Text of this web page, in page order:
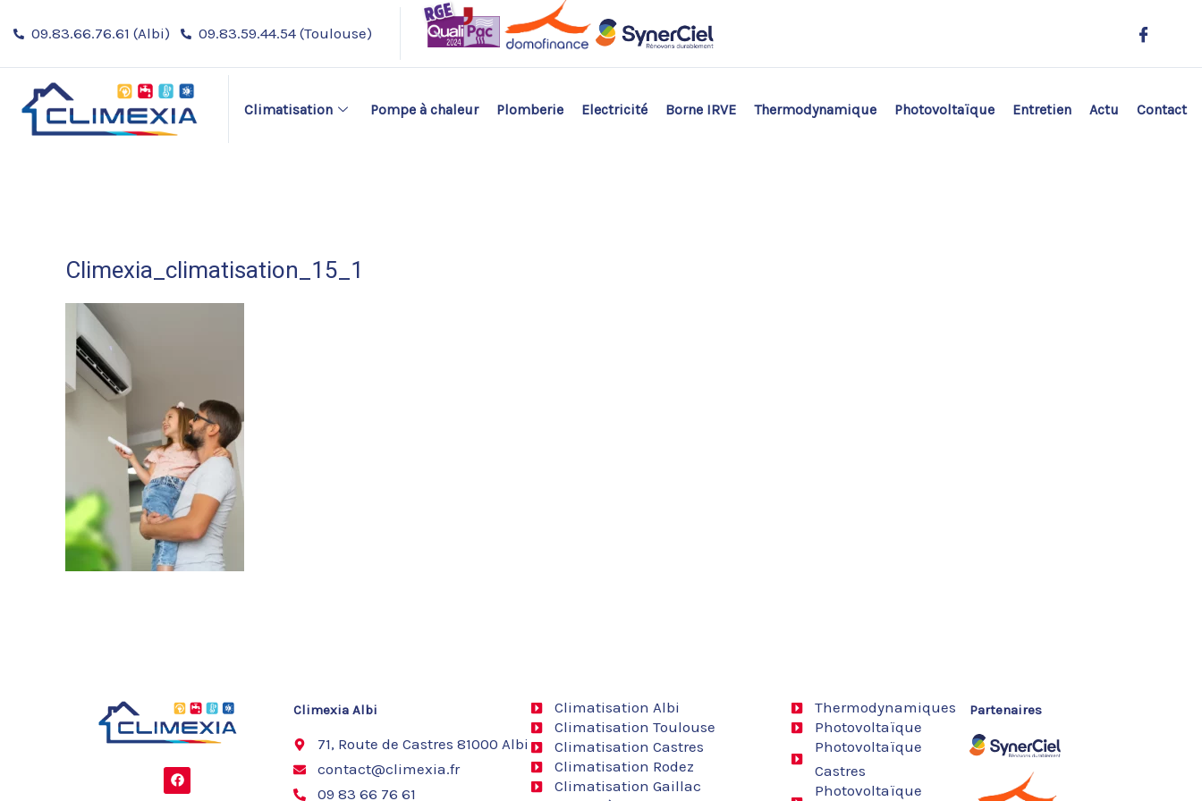
au
09.83.66.76.61 (Albi) 09.83.59.44.54 (Toulouse)
Climatisation Pompe à chaleur Plomberie Electricité Borne IRVE Thermodynamique Photovoltaïque Entretien Actu Contact
Climexia_climatisation_15_1
F
a
Climexia Albi
71, Route de Castres 81000 Albi
contact@climexia.fr
09 83 66 76 61
Climatisation Albi
Climatisation Toulouse
Climatisation Castres
Climatisation Rodez
Climatisation Gaillac
Thermodynamiques
Photovoltaïque
Photovoltaïque
Castres
Photovoltaïque
Partenaires